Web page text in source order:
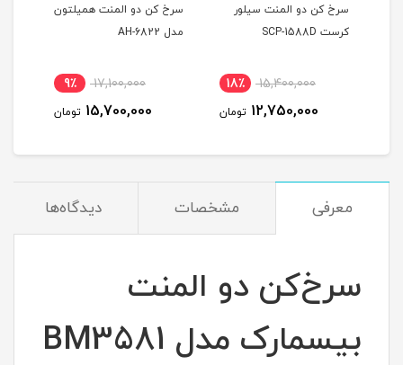
سرخ کن دو المنت سیلور
کرست SCP-1588D
15,400,000 18٪
12,750,000 تومان
سرخ کن دو المنت همیلتون
مدل AH-6822
17,100,000 9٪
15,700,000 تومان
معرفی مشخصات دیدگاه‌ها
سرخ‌کن دو المنت
بیسمارک مدل BM3581